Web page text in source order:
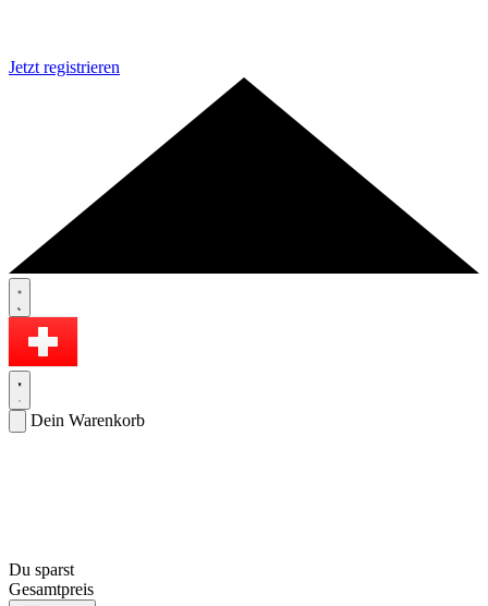
Jetzt registrieren
Dein Warenkorb
Du sparst
Gesamtpreis